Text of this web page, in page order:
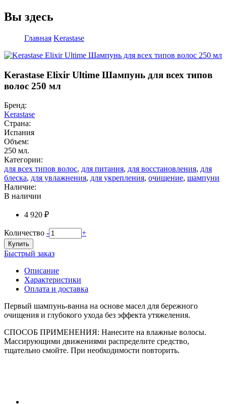
Вы здесь
Главная Kerastase
Kerastase Elixir Ultime Шампунь для всех типов
волос 250 мл
Бренд:
Kerastase
Страна:
Испания
Объем:
250 мл.
Категории:
для всех типов волос, для питания, для восстановления, для
блеска, для увлажнения, для укрепления, очищение, шампуни
Наличие:
В наличии
4 920 ₽
Количество - +
Купить
Быстрый заказ
Описание
Характеристики
Оплата и доставка
Первый шампунь-ванна на основе масел для бережного
очищения и глубокого ухода без эффекта утяжеления.
СПОСОБ ПРИМЕНЕНИЯ: Нанесите на влажные волосы.
Массирующими движениями распределите средство,
тщательно смойте. При необходимости повторить.